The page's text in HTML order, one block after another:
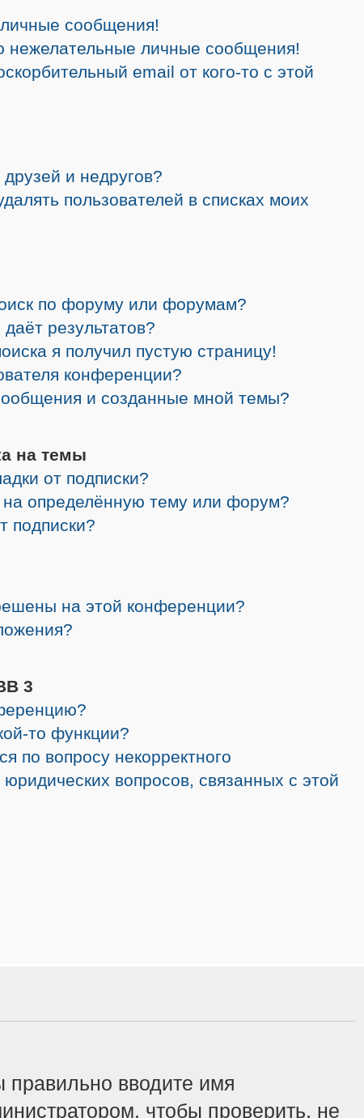
сообщения!
нежелательные личные сообщения!
email от кого-то с этой
и недругов?
пользователей в списках моих
по форуму или форумам?
результатов?
я получил пустую страницу!
конференции?
и созданные мной темы?
на темы
от подписки?
на определённую тему или форум?
подписки?
на этой конференции?
3
то функции?
по вопросу некорректного
вопросов, связанных с этой
правильно вводите имя
чтобы проверить, не